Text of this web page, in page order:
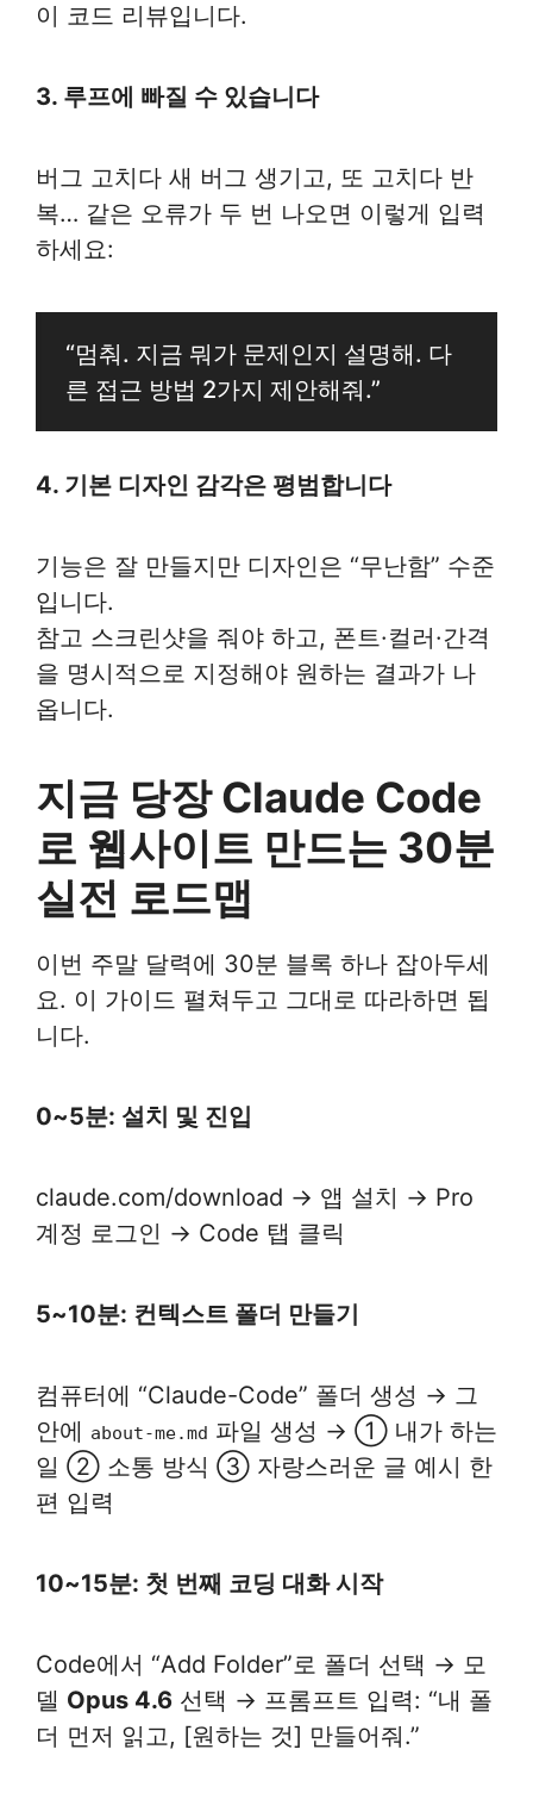
이 코드 리뷰입니다.
3. 루프에 빠질 수 있습니다
버그 고치다 새 버그 생기고, 또 고치다 반
복… 같은 오류가 두 번 나오면 이렇게 입력
하세요:
“멈춰. 지금 뭐가 문제인지 설명해. 다
른 접근 방법 2가지 제안해줘.”
4. 기본 디자인 감각은 평범합니다
기능은 잘 만들지만 디자인은 “무난함” 수준
입니다.
참고 스크린샷을 줘야 하고, 폰트·컬러·간격
을 명시적으로 지정해야 원하는 결과가 나
옵니다.
지금 당장 Claude Code
로 웹사이트 만드는 30분
실전 로드맵
이번 주말 달력에 30분 블록 하나 잡아두세
요. 이 가이드 펼쳐두고 그대로 따라하면 됩
니다.
0~5분: 설치 및 진입
claude.com/download → 앱 설치 → Pro
계정 로그인 → Code 탭 클릭
5~10분: 컨텍스트 폴더 만들기
컴퓨터에 “Claude-Code” 폴더 생성 → 그
안에 about-me.md 파일 생성 → ① 내가 하는
일 ② 소통 방식 ③ 자랑스러운 글 예시 한
편 입력
10~15분: 첫 번째 코딩 대화 시작
Code에서 “Add Folder”로 폴더 선택 → 모
델 Opus 4.6 선택 → 프롬프트 입력: “내 폴
더 먼저 읽고, [원하는 것] 만들어줘.”